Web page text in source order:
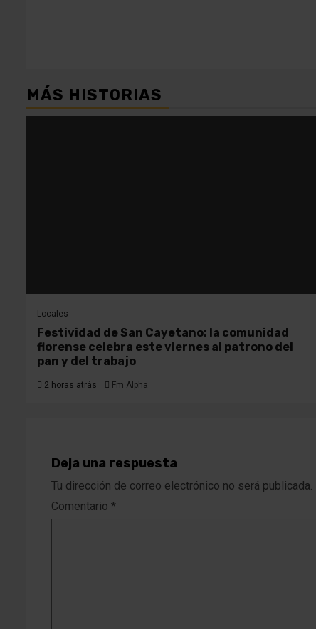
MÁS HISTORIAS
Locales
Festividad de San Cayetano: la comunidad
florense celebra este viernes al patrono del
pan y del trabajo
2 horas atrás Fm Alpha
Deja una respuesta
Tu dirección de correo electrónico no será publicada.
Comentario *